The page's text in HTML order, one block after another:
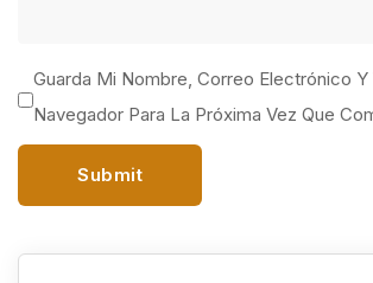
Guarda Mi Nombre, Correo Electrónico Y
Navegador Para La Próxima Vez Que